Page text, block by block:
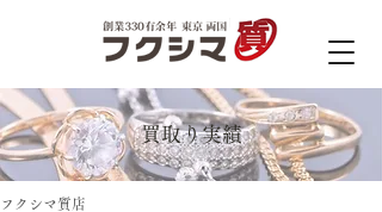
買取り実績
フクシマ質店